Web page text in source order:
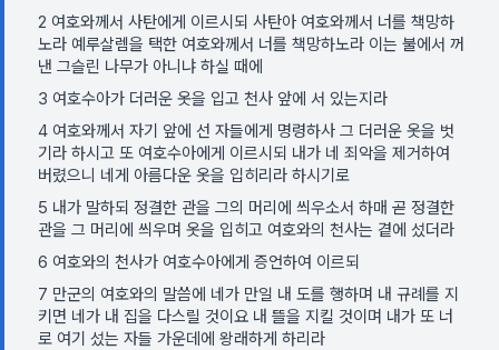
2 여호와께서 사탄에게 이르시되 사탄아 여호와께서 너를 책망하
노라 예루살렘을 택한 여호와께서 너를 책망하노라 이는 불에서 꺼
낸 그슬린 나무가 아니냐 하실 때에
3 여호수아가 더러운 옷을 입고 천사 앞에 서 있는지라
4 여호와께서 자기 앞에 선 자들에게 명령하사 그 더러운 옷을 벗
기라 하시고 또 여호수아에게 이르시되 내가 네 죄악을 제거하여
버렸으니 네게 아름다운 옷을 입히리라 하시기로
5 내가 말하되 정결한 관을 그의 머리에 씌우소서 하매 곧 정결한
관을 그 머리에 씌우며 옷을 입히고 여호와의 천사는 곁에 섰더라
6 여호와의 천사가 여호수아에게 증언하여 이르되
7 만군의 여호와의 말씀에 네가 만일 내 도를 행하며 내 규례를 지
키면 네가 내 집을 다스릴 것이요 내 뜰을 지킬 것이며 내가 또 너
로 여기 섰는 자들 가운데에 왕래하게 하리라